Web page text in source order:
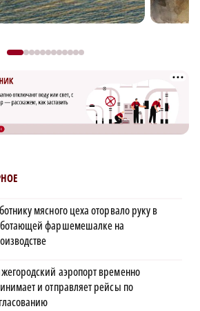
мясного цеха оторвало руку в
фаршемешалке на
аэропорт временно
и отправляет рейсы по